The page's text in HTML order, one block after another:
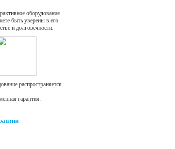
оборудование
быть уверены в его
и долговечности.
распространяется
гарантия.